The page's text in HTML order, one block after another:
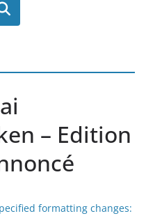
– Edition
formatting changes: